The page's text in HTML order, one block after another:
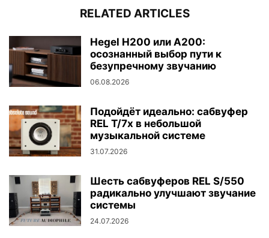
RELATED ARTICLES
Hegel H200 или A200:
осознанный выбор пути к
безупречному звучанию
06.08.2026
Подойдёт идеально: сабвуфер
REL T/7x в небольшой
музыкальной системе
31.07.2026
Шесть сабвуферов REL S/550
радикально улучшают звучание
системы
24.07.2026